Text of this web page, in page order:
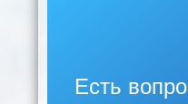
Есть